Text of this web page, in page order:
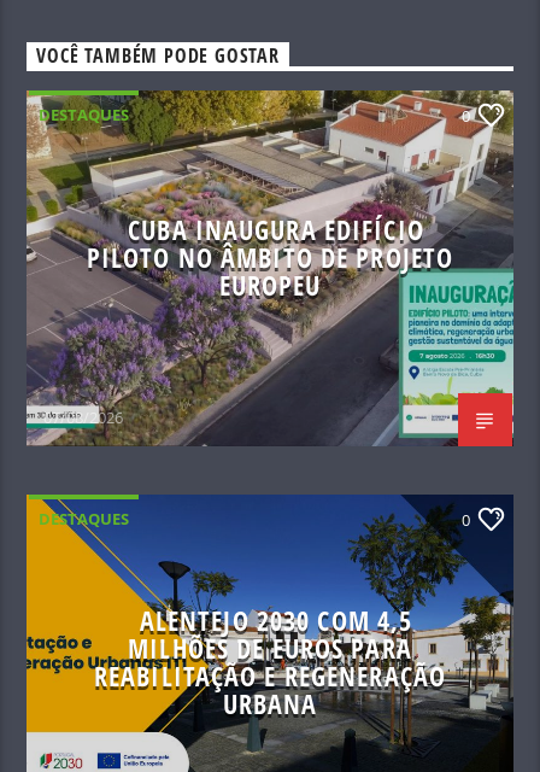
VOCÊ TAMBÉM PODE GOSTAR
DESTAQUES 0
CUBA INAUGURA EDIFÍCIO
PILOTO NO ÂMBITO DE PROJETO
EUROPEU
07/08/2026
DESTAQUES 0
ALENTEJO 2030 COM 4,5
MILHÕES DE EUROS PARA
REABILITAÇÃO E REGENERAÇÃO
URBANA